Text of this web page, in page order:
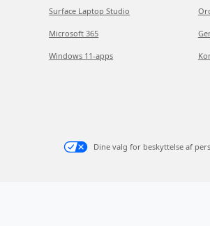
Surface Laptop Studio
Microsoft 365
Windows 11-apps
Dine valg for beskyttelse af